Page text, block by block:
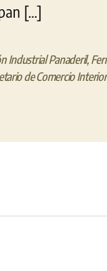
[…]
Industrial Panaderil,
de Comercio Interior